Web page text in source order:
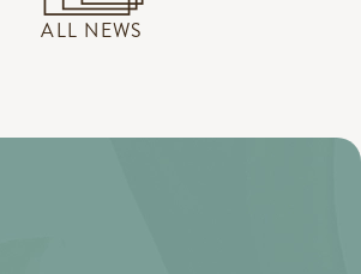
ALL NEWS